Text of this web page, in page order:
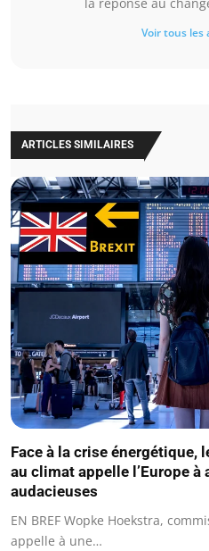
Voir tous les
ARTICLES SIMILAIRES
Face à la crise énergétique,
au climat appelle l’Europe
audacieuses
EN BREF Wopke Hoekstra,
appelle à une…